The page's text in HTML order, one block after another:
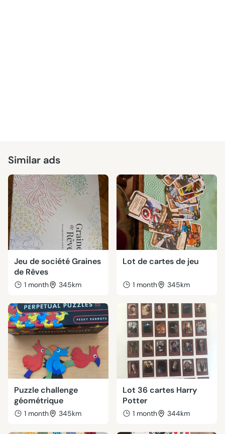
Similar ads
Jeu de société Graines
de Rêves
1 month 345km
Lot de cartes de jeu
1 month 345km
Puzzle challenge
géométrique
1 month 345km
Lot 36 cartes Harry
Potter
1 month 344km